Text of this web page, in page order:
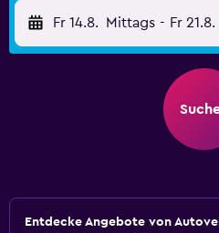
Fr 14.8. Mittags - Fr 21.8.
Entdecke Angebote von